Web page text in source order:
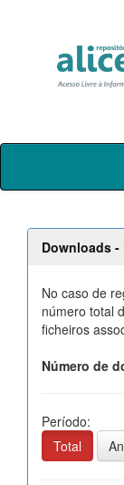
Skip
Downloads
No caso de
número total
ficheiros
Número de
Período:
Total